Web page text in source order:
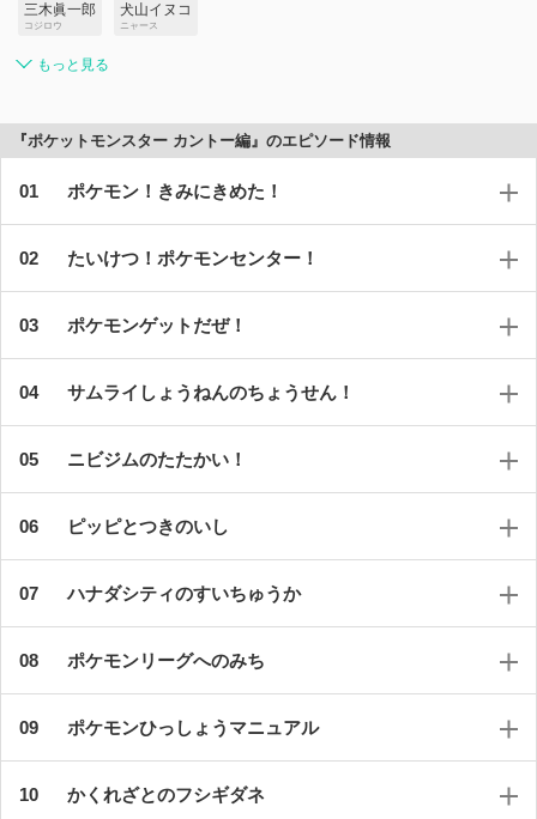
三木眞一郎
コジロウ
犬山イヌコ
ニャース
もっと見る
『ポケットモンスター カントー編』のエピソード情報
ポケモン！きみにきめた！
たいけつ！ポケモンセンター！
ポケモンゲットだぜ！
サムライしょうねんのちょうせん！
ニビジムのたたかい！
ピッピとつきのいし
ハナダシティのすいちゅうか
ポケモンリーグへのみち
ポケモンひっしょうマニュアル
かくれざとのフシギダネ